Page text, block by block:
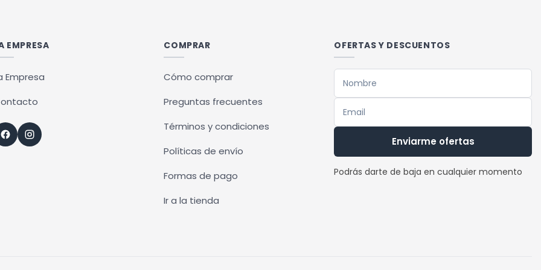
opciones
página
EMPRESA
Empresa
COMPRAR
Cómo comprar
Preguntas frecuentes
Términos y condiciones
Políticas de envío
Formas de pago
Ir a la tienda
OFERTAS Y DESCUENTOS
Enviarme ofertas
Podrás darte de baja en cualquier momento